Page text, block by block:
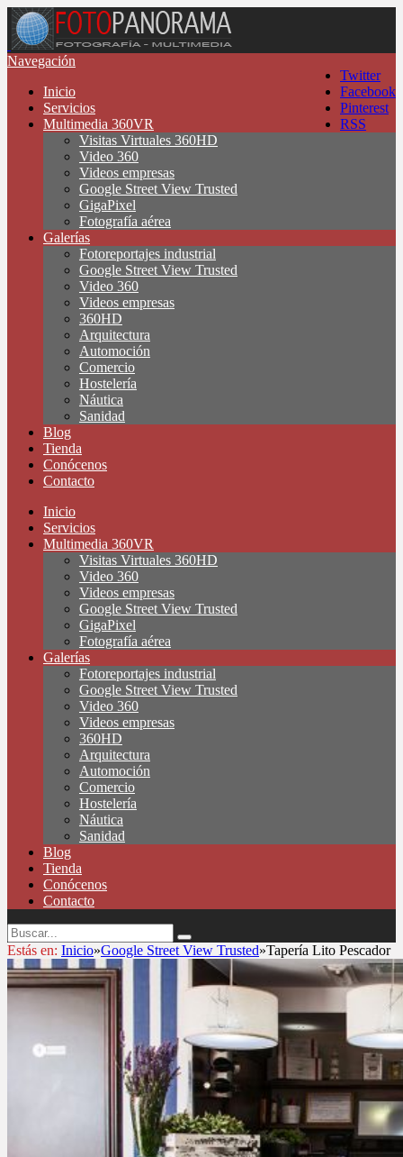
Twitter
Facebook
Pinterest
RSS
Navegación
Inicio
Servicios
Multimedia 360VR
Visitas Virtuales 360HD
Video 360
Videos empresas
Google Street View Trusted
GigaPixel
Fotografía aérea
Galerías
Fotoreportajes industrial
Google Street View Trusted
Video 360
Videos empresas
360HD
Arquitectura
Automoción
Comercio
Hostelería
Náutica
Sanidad
Blog
Tienda
Conócenos
Contacto
Inicio
Servicios
Multimedia 360VR
Visitas Virtuales 360HD
Video 360
Videos empresas
Google Street View Trusted
GigaPixel
Fotografía aérea
Galerías
Fotoreportajes industrial
Google Street View Trusted
Video 360
Videos empresas
360HD
Arquitectura
Automoción
Comercio
Hostelería
Náutica
Sanidad
Blog
Tienda
Conócenos
Contacto
Estás en: Inicio»Google Street View Trusted»Tapería Lito Pescador